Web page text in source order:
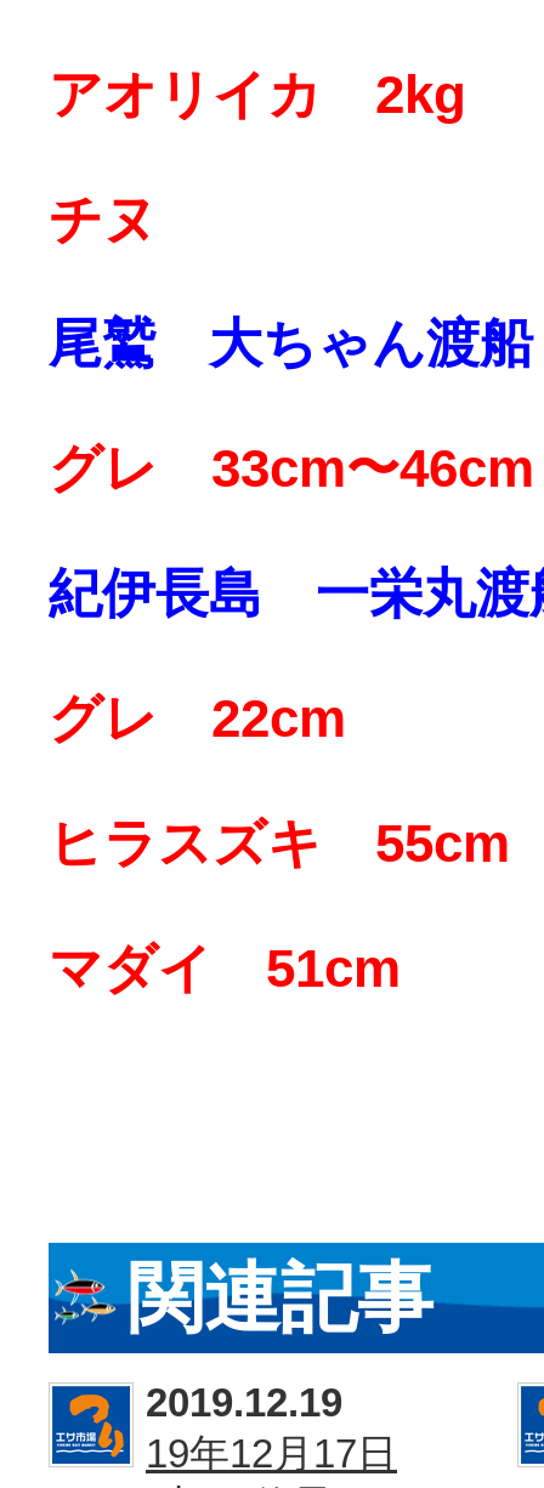
アオリイカ 2kg
チヌ
尾鷲 大ちゃん渡船
グレ 33cm〜
紀伊長島 一栄丸渡
グレ 22cm
ヒラスズキ 55cm
マダイ 51cm
関連記事
2019.12.19
19年12月17日